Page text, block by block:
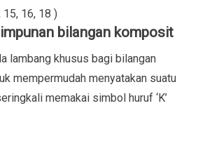
15, 16, 18 )
bilangan komposit
lambang khusus bagi bilangan
mempermudah menyatakan suatu
memakai simbol huruf ‘K’